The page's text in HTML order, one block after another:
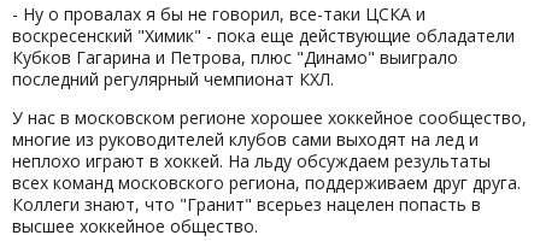
- Ну о провалах я бы не говорил, все-таки ЦСКА и
воскресенский "Химик" - пока еще действующие обладатели
Кубков Гагарина и Петрова, плюс "Динамо" выиграло
последний регулярный чемпионат КХЛ.
У нас в московском регионе хорошее хоккейное сообщество,
многие из руководителей клубов сами выходят на лед и
неплохо играют в хоккей. На льду обсуждаем результаты
всех команд московского региона, поддерживаем друг друга.
Коллеги знают, что "Гранит" всерьез нацелен попасть в
высшее хоккейное общество.